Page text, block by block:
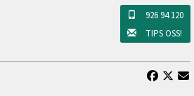
926 94 120
TIPS OSS!